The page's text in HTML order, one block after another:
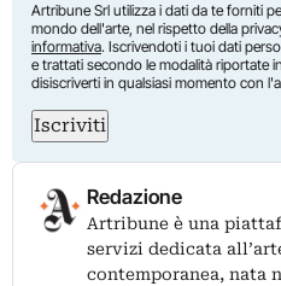
Artribune Srl utilizza i dati da te forniti
mondo dell'arte, nel rispetto della
informativa. Iscrivendoti i tuoi dati
e trattati secondo le modalità riportate in
disiscriverti in qualsiasi momento con
Iscriviti
Redazione
Artribune è una
servizi dedicata
contemporanea, nata